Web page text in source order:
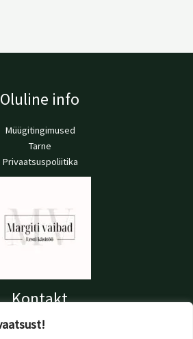
Oluline info
Müügitingimused
Tarne
Privaatsuspoliitika
Kontakt
+372 56 697 076